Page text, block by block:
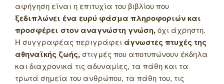
αφήγηση είναι η επιτυχία του βιβλίου που
ξεδιπλώνει ένα ευρύ φάσμα πληροφοριών και
προσφέρει στον αναγνώστη γνώση,όχι άχρηστη.
Η συγγραφέας περιγράφει άγνωστες πτυχές της
αθηναϊκής ζωής, στιγμές που αποτυπώνουν έκδηλα
και διαχρονικά τις αδυναμίες, τα πάθη και τα
τρωτά σημεία του ανθρώπου, τα πάθη του, τις